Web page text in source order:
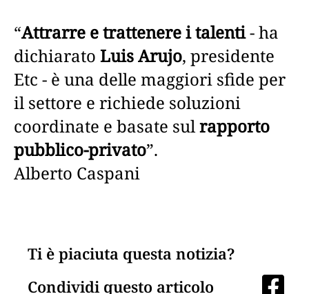
“Attrarre e trattenere i talenti- ha
dichiarato Luis Arujo, presidente
Etc - è una delle maggiori sfide per
il settore e richiede soluzioni
coordinate e basate sulrapporto
pubblico-privato”.
Alberto Caspani
Ti è piaciuta questa notizia?
Condividi questo articolo